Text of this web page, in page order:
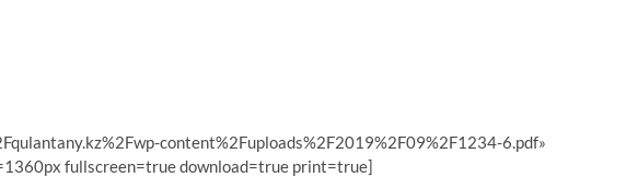
content%2Fuploads%2F2019%2F09%2F1234-6.pdf»
fullscreen=true download=true print=true]